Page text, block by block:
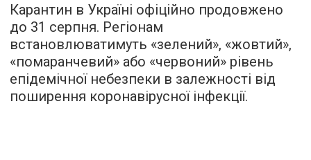
Карантин в Україні офіційно продовжено
до 31 серпня. Регіонам
встановлюватимуть «зелений», «жовтий»,
«помаранчевий» або «червоний» рівень
епідемічної небезпеки в залежності від
поширення коронавірусної інфекції.